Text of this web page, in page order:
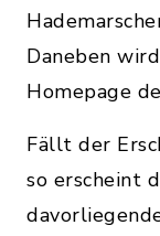
Daneben
Homepage
Fällt der
so erscheint